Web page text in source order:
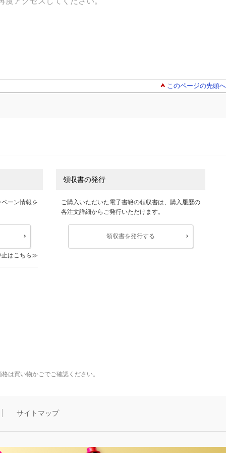
このページの先頭へ
ーン情報を
はこちら
領収書の発行
ご購入いただいた電子書籍の領収書は、購入履歴の
各注文詳細からご発行いただけます。
領収書を発行する
は買い物かごでご確認ください。
サイトマップ